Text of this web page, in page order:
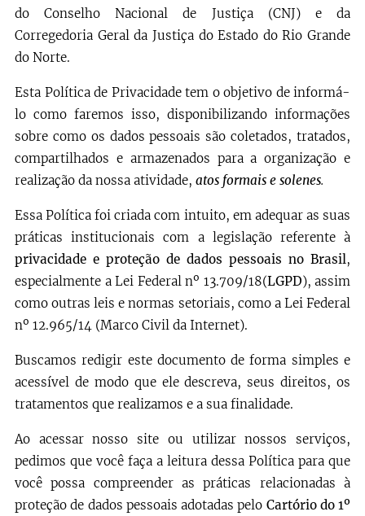
do Conselho Nacional de Justiça (CNJ) e da
Corregedoria Geral da Justiça do Estado do Rio Grande
do Norte.
Esta Política de Privacidade tem o objetivo de informá-
lo como faremos isso, disponibilizando informações
sobre como os dados pessoais são coletados, tratados,
compartilhados e armazenados para a organização e
realização da nossa atividade, atos formais e solenes.
Essa Política foi criada com intuito, em adequar as suas
práticas institucionais com a legislação referente à
privacidade e proteção de dados pessoais no Brasil,
especialmente a Lei Federal nº 13.709/18(LGPD), assim
como outras leis e normas setoriais, como a Lei Federal
nº 12.965/14 (Marco Civil da Internet).
Buscamos redigir este documento de forma simples e
acessível de modo que ele descreva, seus direitos, os
tratamentos que realizamos e a sua finalidade.
Ao acessar nosso site ou utilizar nossos serviços,
pedimos que você faça a leitura dessa Política para que
você possa compreender as práticas relacionadas à
proteção de dados pessoais adotadas pelo Cartório do 1º